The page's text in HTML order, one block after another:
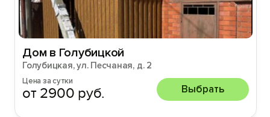
Дом в Голубицкой
Голубицкая, ул. Песчаная, д. 2
Цена за сутки
от 2900 руб. Выбрать